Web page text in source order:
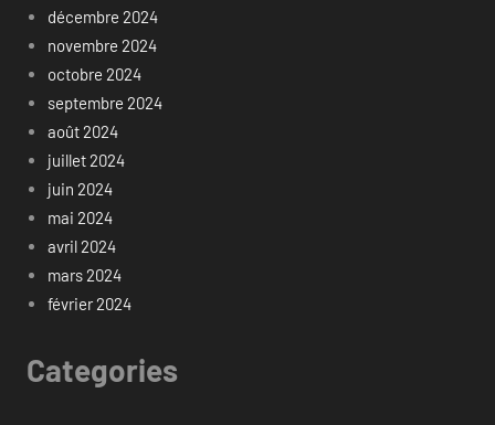
décembre 2024
novembre 2024
octobre 2024
septembre 2024
août 2024
juillet 2024
juin 2024
mai 2024
avril 2024
mars 2024
février 2024
Categories